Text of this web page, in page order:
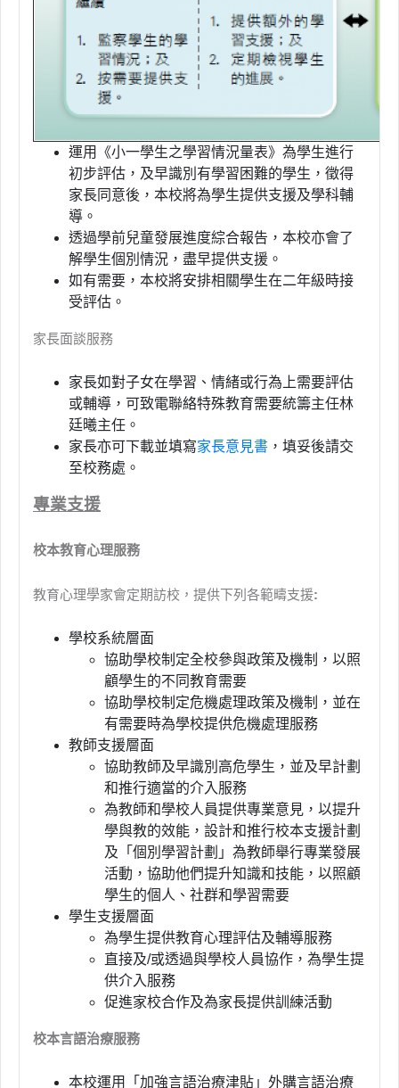
運用《小一學生之學習情況量表》為學生進行
初步評估，及早識別有學習困難的學生，徵得
家長同意後，本校將為學生提供支援及學科輔
導。
透過學前兒童發展進度綜合報告，本校亦會了
解學生個別情況，盡早提供支援。
如有需要，本校將安排相關學生在二年級時接
受評估。
家長面談服務
家長如對子女在學習、情緒或行為上需要評估
或輔導，可致電聯絡特殊教育需要統籌主任林
廷曦主任。
家長亦可下載並填寫家長意見書 ，填妥後請交
至校務處。
專業支援
校本教育心理服務
教育心理學家會定期訪校，提供下列各範疇支援:
學校系統層面
協助學校制定全校參與政策及機制，以照
顧學生的不同教育需要
協助學校制定危機處理政策及機制，並在
有需要時為學校提供危機處理服務
教師支援層面
協助教師及早識別高危學生，並及早計劃
和推行適當的介入服務
為教師和學校人員提供專業意見，以提升
學與教的效能，設計和推行校本支援計劃
及「個別學習計劃」為教師舉行專業發展
活動，協助他們提升知識和技能，以照顧
學生的個人、社群和學習需要
學生支援層面
為學生提供教育心理評估及輔導服務
直接及/或透過與學校人員協作，為學生提
供介入服務
促進家校合作及為家長提供訓練活動
校本言語治療服務
本校運用「加強言語治療津貼」外購言語治療